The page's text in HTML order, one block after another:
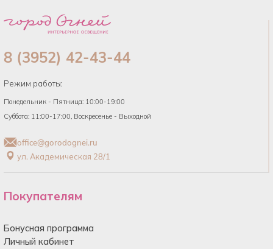
8 (3952) 42-43-44
Режим работы:
Понедельник - Пятница: 10:00-19:00
Суббота: 11:00-17:00, Воскресенье - Выходной
office@gorodognei.ru
ул. Академическая 28/1
Покупателям
Бонусная программа
Личный кабинет